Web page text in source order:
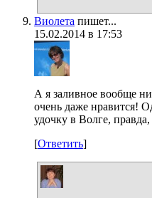
Виолета пишет...
15.02.2014 в 17:53
А я заливное вообще
очень даже нравится!
удочку в Волге,
[Ответить]